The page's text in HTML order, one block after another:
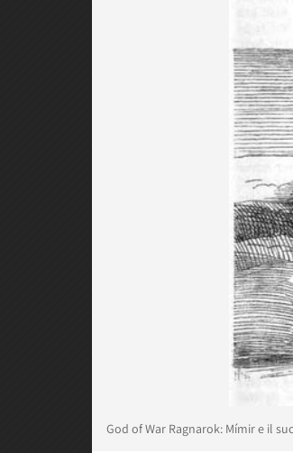
God of War Ragnarok: Mímir e il